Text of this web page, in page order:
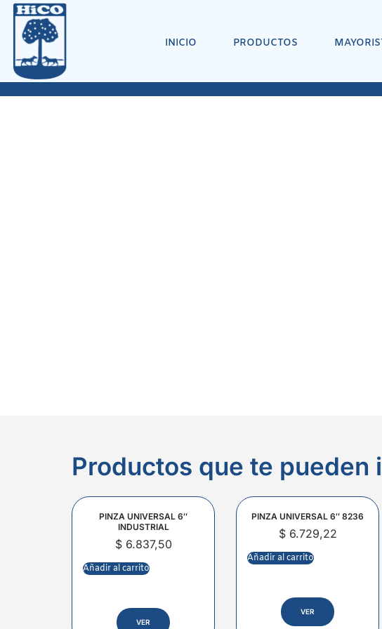
INICIO PRODUCTOS
Productos que te pueden
PINZA UNIVERSAL 6″
INDUSTRIAL
$6.837,50
Añadir al carrito
VER
PINZA UNIVERSAL 6″ 8236
$6.729,22
Añadir al carrito
VER